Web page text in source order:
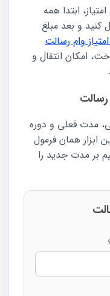
ابتدا همه
کنید و بعد مبلغ
وام رسالت
امکان انتقال و
مدت فعلی و دوره
ابزار همان فرمول
بر مدت جدید را